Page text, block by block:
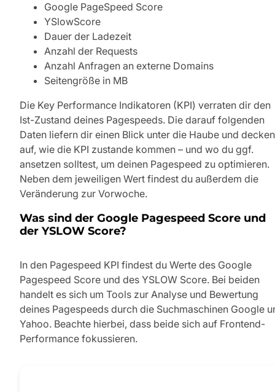
Google PageSpeed Score
YSlowScore
Dauer der Ladezeit
Anzahl der Requests
Anzahl Anfragen an externe Domains
Seitengröße in MB
Die Key Performance Indikatoren (KPI) verraten dir den
Ist-Zustand deines Pagespeeds. Die darauf folgenden
Daten liefern dir einen Blick unter die Haube und decken
auf, wie die KPI zustande kommen – und wo du ggf.
ansetzen solltest, um deinen Pagespeed zu optimieren.
Neben dem jeweiligen Wert findest du außerdem die
Veränderung zur Vorwoche.
Was sind der Google Pagespeed Score und
der YSLOW Score?
In den Pagespeed KPI findest du Werte des Google
Pagespeed Score und des YSLOW Score. Bei beiden
handelt es sich um Tools zur Analyse und Bewertung
deines Pagespeeds durch die Suchmaschinen Google
Yahoo. Beachte hierbei, dass beide sich auf Frontend-
Performance fokussieren.